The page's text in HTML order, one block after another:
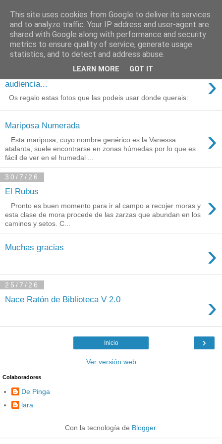
Está de pinga
3/8/26
Agradecimientos a Ares por su
audiencia...
›
Os regalo estas fotos que las podeis usar donde querais:
Mariposa Numerada ›
Esta mariposa, cuyo nombre genérico es la Vanessa
atalanta, suele encontrarse en zonas húmedas por lo que es
fácil de ver en el humedal ...
30/7/26
El Rubus ›
Pronto es buen momento para ir al campo a recojer moras y
esta clase de mora procede de las zarzas que abundan en los
caminos y setos. C...
Muchas gracias ›
25/7/26
Nace Ratón de Biblioteca V 2.0 ›
›
Inicio
Ver versión web
Colaboradores
De Pinga
lara
Con la tecnología de Blogger.
This site uses cookies from Google to deliver its services
and to analyze traffic. Your IP address and user-agent are
shared with Google along with performance and security
metrics to ensure quality of service, generate usage
statistics, and to detect and address abuse.
LEARN MORE GOT IT